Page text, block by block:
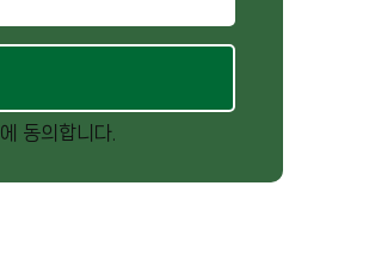
에 동의합니다.